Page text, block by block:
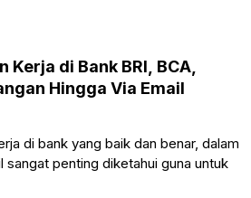
di Bank BRI, BCA,
Hingga Via Email
di bank yang baik dan benar, dalam
penting diketahui guna untuk